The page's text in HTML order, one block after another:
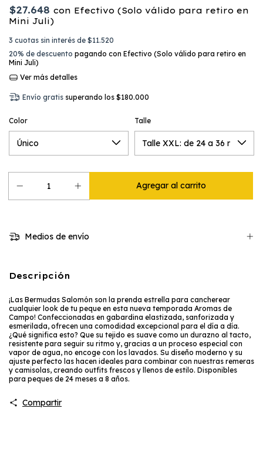
$27.648 con Efectivo (Solo válido para retiro en
Mini Juli)
3 cuotas sin interés de $11.520
20% de descuento pagando con Efectivo (Solo válido para retiro en
Mini Juli)
Ver más detalles
Envío gratis superando los $180.000
Color Talle
Medios de envío
Descripción
¡Las Bermudas Salomón son la prenda estrella para cancherear
cualquier look de tu peque en esta nueva temporada Aromas de
Campo! Confeccionadas en gabardina elastizada, sanforizada y
esmerilada, ofrecen una comodidad excepcional para el día a día.
¿Qué significa esto? Que su tejido es suave como un durazno al tacto,
resistente para seguir su ritmo y, gracias a un proceso especial con
vapor de agua, no encoge con los lavados. Su diseño moderno y su
ajuste perfecto las hacen ideales para combinar con nuestras remeras
y camisolas, creando outfits frescos y llenos de estilo. Disponibles
para peques de 24 meses a 8 años.
Compartir